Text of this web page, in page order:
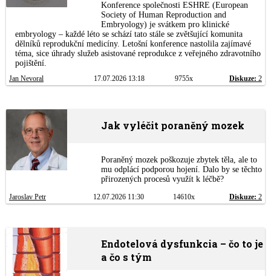
Konference společnosti ESHRE (European
Society of Human Reproduction and
Embryology) je svátkem pro klinické
embryology – každé léto se schází tato stále se zvětšující komunita
dělníků reprodukční medicíny. Letošní konference nastolila zajímavé
téma, sice úhrady služeb asistované reprodukce z veřejného zdravotního
pojištění.
Jan Nevoral 17.07.2026 13:18 9755x Diskuze: 2
Jak vyléčit poraněný mozek
Poraněný mozek poškozuje zbytek těla, ale to
mu odplácí podporou hojení. Dalo by se těchto
přirozených procesů využít k léčbě?
Jaroslav Petr 12.07.2026 11:30 14610x Diskuze: 2
Endotelová dysfunkcia – čo to je
a čo s tým